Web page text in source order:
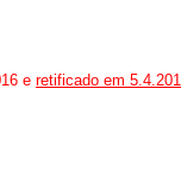
e retificado em